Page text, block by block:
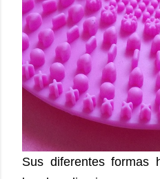
Sus diferentes formas